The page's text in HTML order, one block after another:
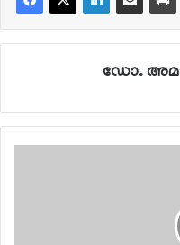
ഡോ.